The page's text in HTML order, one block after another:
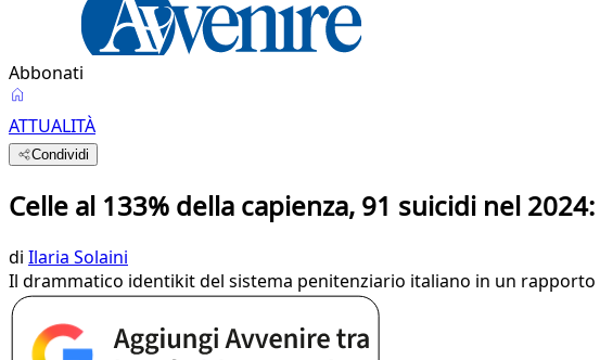
Abbonati
ATTUALITÀ
Condividi
Celle al 133% della capienza, 91 suicidi nel
di Ilaria Solaini
Il drammatico identikit del sistema penitenziario italiano in un